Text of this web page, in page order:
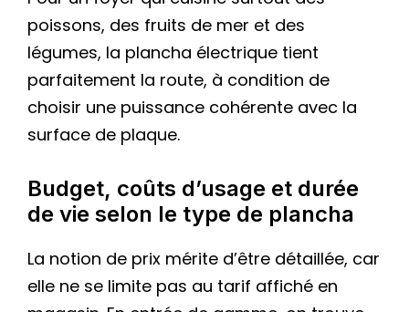
poissons, des fruits de mer et des
légumes, la plancha électrique tient
parfaitement la route, à condition de
choisir une puissance cohérente avec la
surface de plaque.
Budget, coûts d’usage et durée
de vie selon le type de plancha
La notion de prix mérite d’être détaillée, car
elle ne se limite pas au tarif affiché en